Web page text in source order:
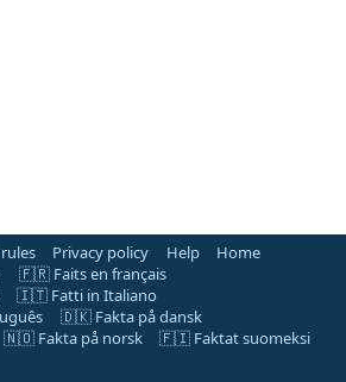
Privacy policy Help
Home
🇫🇷 Faits en français
🇮🇹 Fatti in Italiano
🇩🇰 Fakta på dansk
🇳🇴 Fakta på norsk
🇫🇮 Faktat suomeksi